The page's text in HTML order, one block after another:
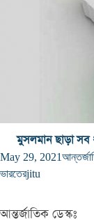
মুসলমান ছাড়া সব
May 29, 2021
ভারতেরjitu
আন্তর্জাতিক ডেস্কঃ